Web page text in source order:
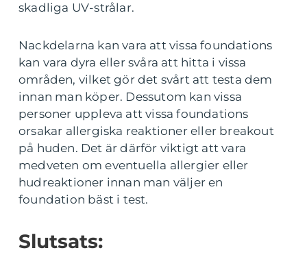
skadliga UV-strålar.
Nackdelarna kan vara att vissa foundations
kan vara dyra eller svåra att hitta i vissa
områden, vilket gör det svårt att testa dem
innan man köper. Dessutom kan vissa
personer uppleva att vissa foundations
orsakar allergiska reaktioner eller breakout
på huden. Det är därför viktigt att vara
medveten om eventuella allergier eller
hudreaktioner innan man väljer en
foundation bäst i test.
Slutsats: